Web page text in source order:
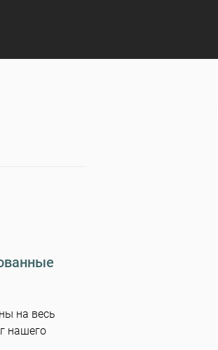
на весь
нашего